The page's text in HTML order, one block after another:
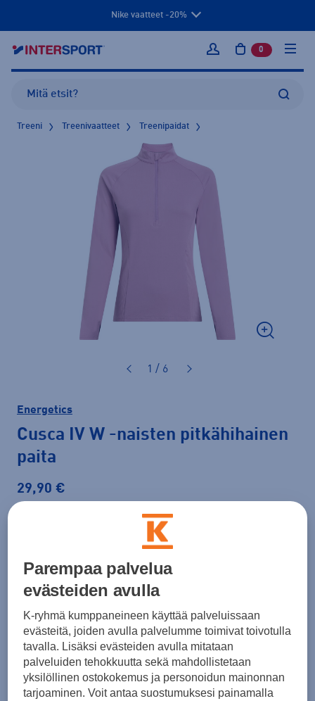
Nike vaatteet -20%
Kirjaudu sisään
0 tuotetta
Treeni Treenivaatteet Treenipaidat
1 / 6
Energetics
Cusca IV W -naisten pitkähihainen
paita
29,90 €
Koko
Parempaa palvelua
evästeiden avulla
K-ryhmä kumppaneineen käyttää palveluissaan
evästeitä, joiden avulla palvelumme toimivat toivotulla
tavalla. Lisäksi evästeiden avulla mitataan
palveluiden tehokkuutta sekä mahdollistetaan
yksilöllinen ostokokemus ja personoidun mainonnan
tarjoaminen. Voit antaa suostumuksesi painamalla